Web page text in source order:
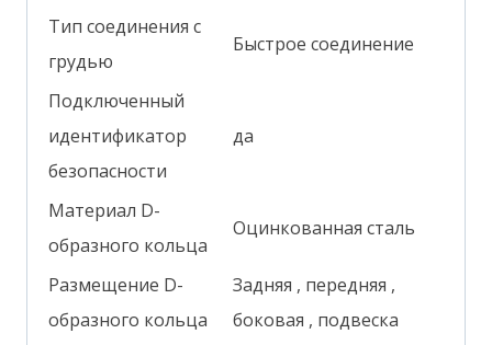
Тип соединения с
грудью
Быстрое соединение
Подключенный
идентификатор
безопасности
да
Материал D-
образного кольца
Оцинкованная сталь
Размещение D-
образного кольца
Задняя , передняя ,
боковая , подвеска